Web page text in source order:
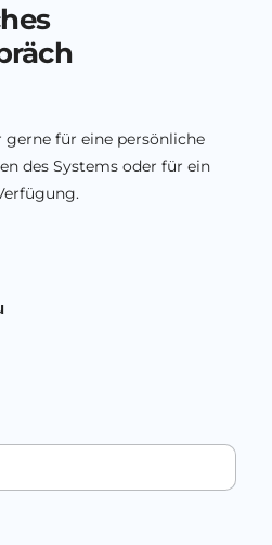
gerne für eine persönliche
des Systems oder für ein